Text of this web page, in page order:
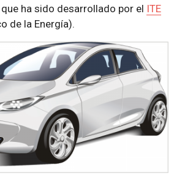
ha sido desarrollado por el ITE
de la Energía).